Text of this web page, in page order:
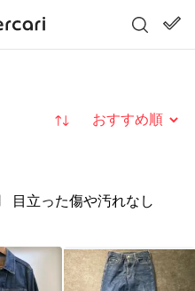
並び替え
目立った傷や汚れなし